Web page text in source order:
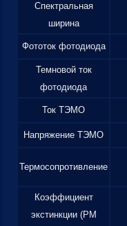
Спектральная
ширина
Фототок фотодиода
Темновой ток
фотодиода
Ток ТЭМО
Напряжение ТЭМО
Термосопротивление
Коэффициент
экстинкции (PM